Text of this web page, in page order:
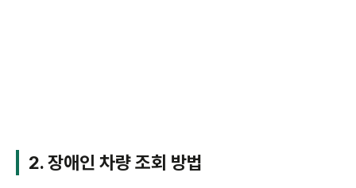
2. 장애인 차량 조회 방법